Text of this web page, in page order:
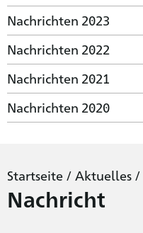
Nachrichten 2023
Nachrichten 2022
Nachrichten 2021
Nachrichten 2020
Startseite / Aktuelles /
Nachricht